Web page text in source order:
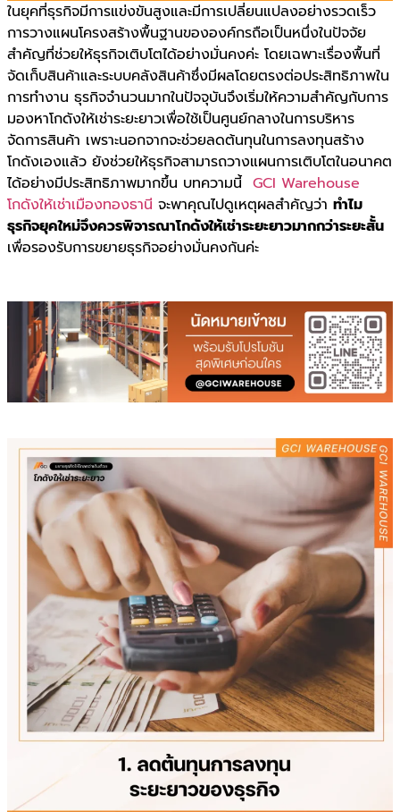
ในยุคที่ธุรกิจมีการแข่งขันสูงและมีการเปลี่ยนแปลงอย่างรวดเร็ว
การวางแผนโครงสร้างพื้นฐานขององค์กรถือเป็นหนึ่งในปัจจัย
สำคัญที่ช่วยให้ธุรกิจเติบโตได้อย่างมั่นคงค่ะ โดยเฉพาะเรื่องพื้นที่
จัดเก็บสินค้าและระบบคลังสินค้าซึ่งมีผลโดยตรงต่อประสิทธิภาพใน
การทำงาน ธุรกิจจำนวนมากในปัจจุบันจึงเริ่มให้ความสำคัญกับการ
มองหาโกดังให้เช่าระยะยาวเพื่อใช้เป็นศูนย์กลางในการบริหาร
จัดการสินค้า เพราะนอกจากจะช่วยลดต้นทุนในการลงทุนสร้าง
โกดังเองแล้ว ยังช่วยให้ธุรกิจสามารถวางแผนการเติบโตในอนาคต
ได้อย่างมีประสิทธิภาพมากขึ้น บทความนี้ GCI Warehouse
โกดังให้เช่าเมืองทองธานี จะพาคุณไปดูเหตุผลสำคัญว่า ทำไม
ธุรกิจยุคใหม่จึงควรพิจารณาโกดังให้เช่าระยะยาวมากกว่าระยะสั้น
เพื่อรองรับการขยายธุรกิจอย่างมั่นคงกันค่ะ